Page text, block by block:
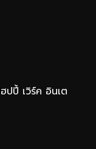
ปปี้ เวิร์ค อินเต